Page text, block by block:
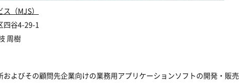
（MJS）
四谷4-29-1
周樹
よびその顧問先企業向けの業務用アプリケーションソフトの開発・販売